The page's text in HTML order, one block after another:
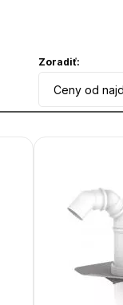
Zoradiť:
Ceny od